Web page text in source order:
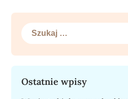
Szukaj:
Ostatnie wpisy